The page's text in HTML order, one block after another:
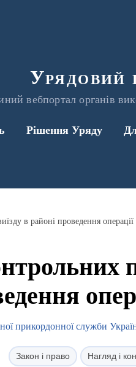
Урядовий
вебпортал органів
Рішення Уряду
в районі проведення
прикордонної служби
Закон і право Нагляд і